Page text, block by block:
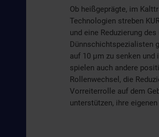
Ob heißgeprägte, im
Technologien streben
und eine Reduzierung
Dünnschichtspezialisten
auf 10 µm zu senken
spielen auch andere
Rollenwechsel, die
Vorreiterrolle auf dem
unterstützen, ihre